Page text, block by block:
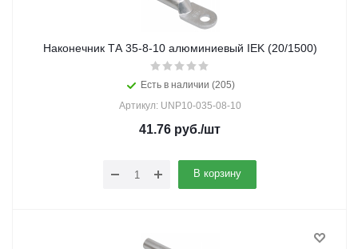
Наконечник ТА 35-8-10 алюминиевый IEK (20/1500)
Есть в наличии (205)
Артикул: UNP10-035-08-10
41.76 руб./шт
В корзину